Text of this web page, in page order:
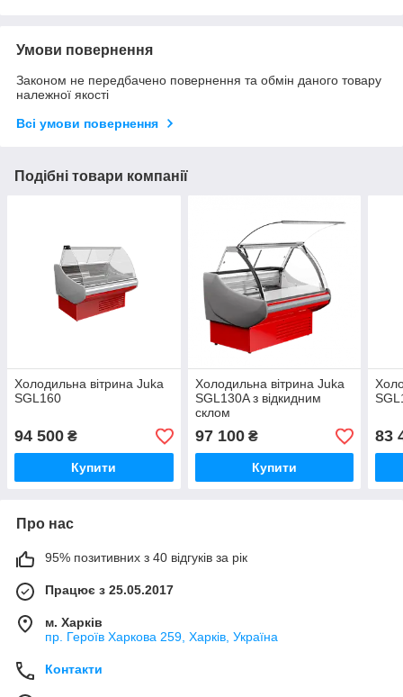
Умови повернення
Законом не передбачено повернення та обмін даного товару
належної якості
Всі умови повернення
Подібні товари компанії
Холодильна вітрина Juka
SGL160
94 500 ₴
Купити
Холодильна вітрина Juka
SGL130A з відкидним
склом
97 100₴
Купити
83
Про нас
95% позитивних з 40 відгуків за рік
Працює з 25.05.2017
м. Харків
пр. Героїв Харкова 259, Харків, Україна
Контакти